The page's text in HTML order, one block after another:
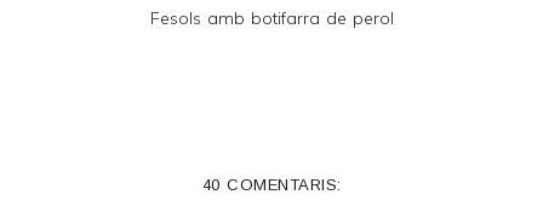
Fesols amb botifarra de perol
40 COMENTARIS: